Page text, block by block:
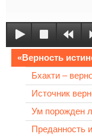
«Верность
Бхакти –
Источник
Ум порожден
Преданность